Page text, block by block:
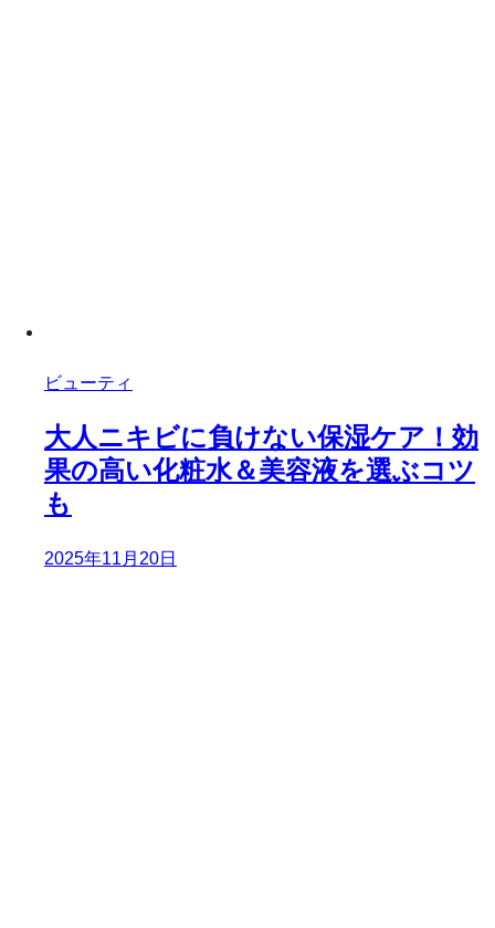
ビューティ
大人ニキビに負けない保湿ケア！効
果の高い化粧水＆美容液を選ぶコツ
も
2025年11月20日